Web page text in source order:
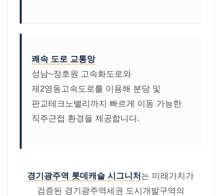
쾌속 도로 교통망
성남~장호원 고속화도로와
제2영동고속도로를 이용해 분당 및
판교테크노밸리까지 빠르게 이동 가능한
직주근접 환경을 제공합니다.
경기광주역 롯데캐슬 시그니처 는 미래가치가
검증된 경기광주역세권 도시개발구역의